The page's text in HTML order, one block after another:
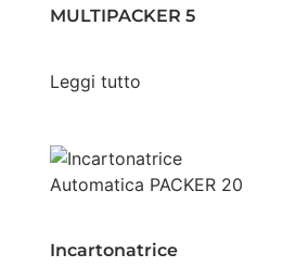
MULTIPACKER 5
Leggi tutto
Incartonatrice